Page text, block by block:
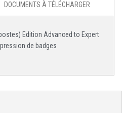
DOCUMENTS À TÉLÉCHARGER
Edition Advanced to Expert
de badges